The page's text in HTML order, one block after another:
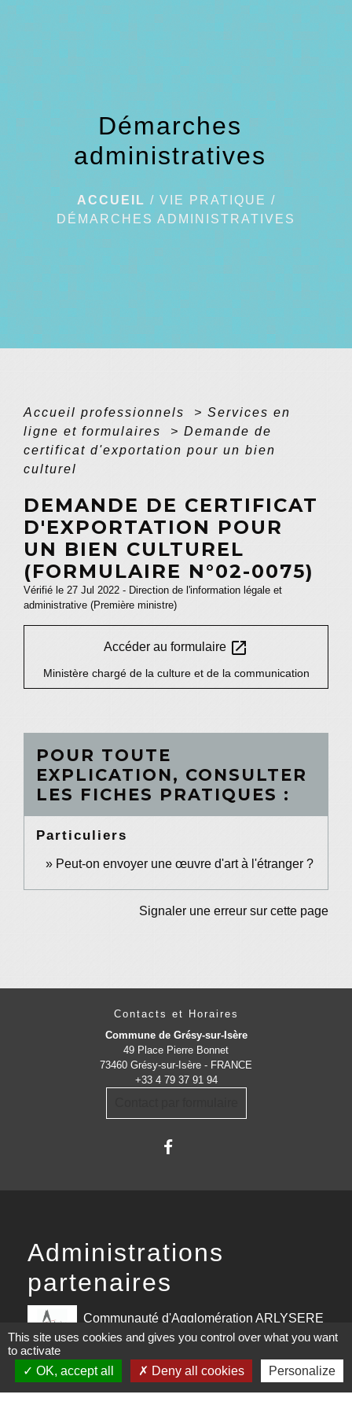
Démarches
administratives
ACCUEIL / VIE PRATIQUE /
DÉMARCHES ADMINISTRATIVES
Accueil professionnels > Services en
ligne et formulaires
> Demande de
certificat d'exportation pour un bien
culturel
DEMANDE DE CERTIFICAT
D'EXPORTATION POUR
UN BIEN CULTUREL
(FORMULAIRE N°02-0075)
Vérifié le 27 Jul 2022 - Direction de l'information légale et
administrative (Première ministre)
Accéder au formulaire open_in_new
Ministère chargé de la culture et de la communication
POUR TOUTE
EXPLICATION, CONSULTER
LES FICHES PRATIQUES :
Particuliers
Peut-on envoyer une œuvre d'art à l'étranger ?
Signaler une erreur sur cette page
Contacts et Horaires
Commune de Grésy-sur-Isère
49 Place Pierre Bonnet
73460 Grésy-sur-Isère - FRANCE
+33 4 79 37 91 94
Administrations
partenaires
Communauté d'Agglomération ARLYSERE
Conseil Départemental de la Savoie
This site uses cookies and gives you control over what you want
to activate
OK, accept all
Deny all cookies Personalize